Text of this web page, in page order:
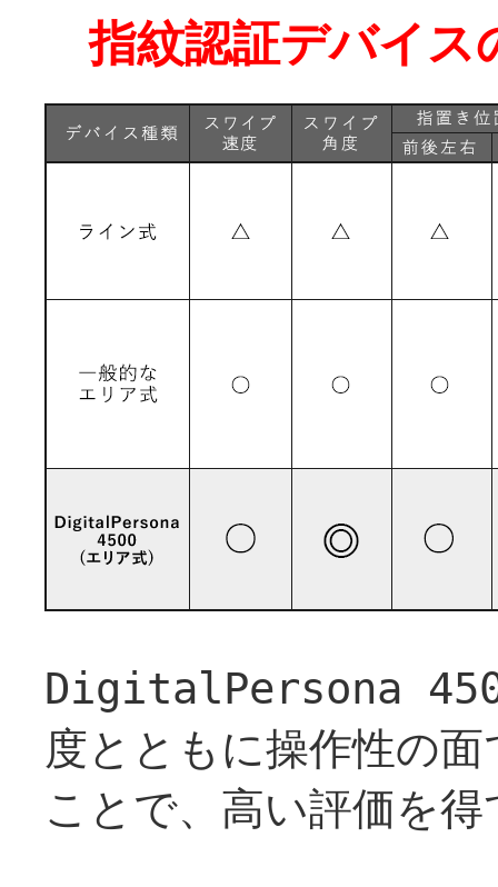
指紋認証デバイス
DigitalPersona
度とともに操作性の
ことで、高い評価を